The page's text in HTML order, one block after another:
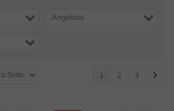
Angebote
1 2 3